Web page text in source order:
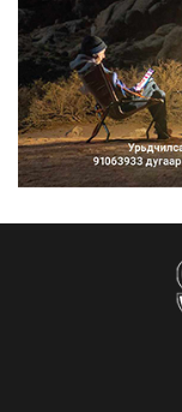
Нарантуул,
айл худалдааны
2026/08/10
КОП17-д
бүрэлдэхүүн